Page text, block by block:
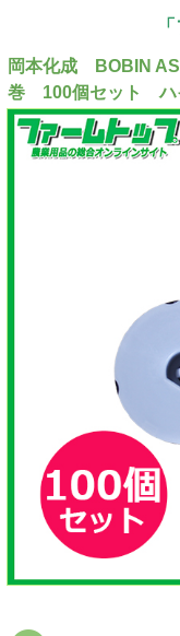
岡本化成 BOBIN
巻 100個セット ハ